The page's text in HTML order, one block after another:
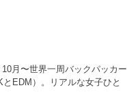
月〜世界一周バックパッカー
EDM）。リアルな女子ひと